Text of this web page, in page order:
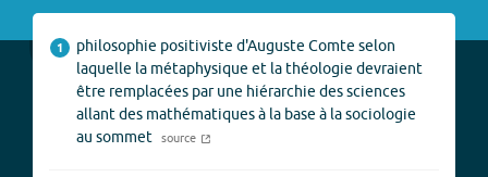
1
philosophie positiviste d'Auguste Comte selon
laquelle la métaphysique et la théologie devraient
être remplacées par une hiérarchie des sciences
allant des mathématiques à la base à la sociologie
au sommet
source